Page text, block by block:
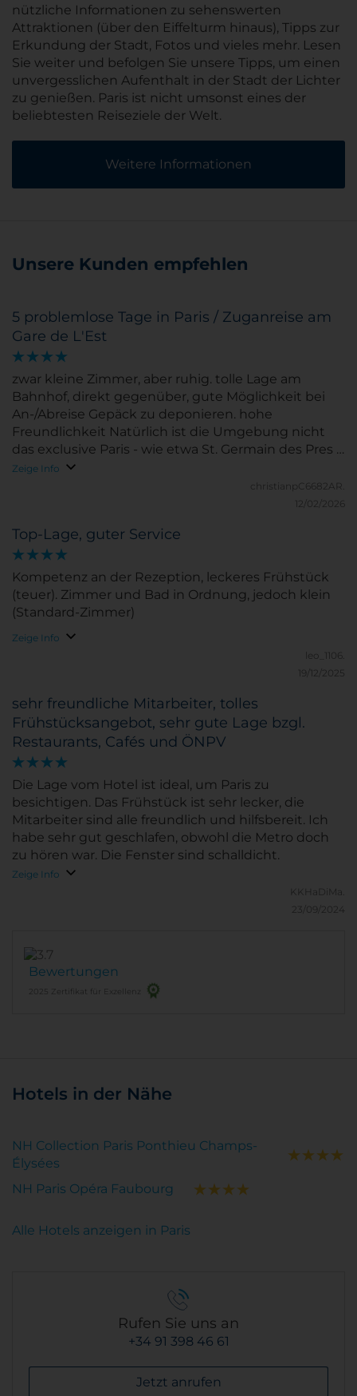
nützliche Informationen zu sehenswerten
Attraktionen (über den Eiffelturm hinaus), Tipps zur
Erkundung der Stadt, Fotos und vieles mehr. Lesen
Sie weiter und befolgen Sie unsere Tipps, um einen
unvergesslichen Aufenthalt in der Stadt der Lichter
zu genießen. Paris ist nicht umsonst eines der
beliebtesten Reiseziele der Welt.
Weitere Informationen
Unsere Kunden empfehlen
5 problemlose Tage in Paris / Zuganreise am
Gare de L'Est
zwar kleine Zimmer, aber ruhig. tolle Lage am
Bahnhof, direkt gegenüber, gute Möglichkeit bei
An-/Abreise Gepäck zu deponieren. hohe
Freundlichkeit Natürlich ist die Umgebung nicht
das exclusive Paris - wie etwa St. Germain des Pres -
aber ausreichend viele gute Restaurants in der
Umgebung. Ansonsten ist mit ÖPNV alles schnell
Zeige Info
christianpC6682AR.
12/02/2026
Top-Lage, guter Service
Kompetenz an der Rezeption, leckeres Frühstück
(teuer). Zimmer und Bad in Ordnung, jedoch klein
(Standard-Zimmer)
Zeige Info
leo_1106.
19/12/2025
sehr freundliche Mitarbeiter, tolles
Frühstücksangebot, sehr gute Lage bzgl.
Restaurants, Cafés und ÖNPV
Die Lage vom Hotel ist ideal, um Paris zu
besichtigen. Das Frühstück ist sehr lecker, die
Mitarbeiter sind alle freundlich und hilfsbereit. Ich
habe sehr gut geschlafen, obwohl die Metro doch
zu hören war. Die Fenster sind schalldicht.
Zeige Info
KKHaDiMa.
23/09/2024
Bewertungen
2025 Zertifikat für Exzellenz
Hotels in der Nähe
NH Collection Paris Ponthieu Champs-
Élysées
NH Paris Opéra Faubourg
Alle Hotels anzeigen in Paris
Rufen Sie uns an
+34 91 398 46 61
Jetzt anrufen